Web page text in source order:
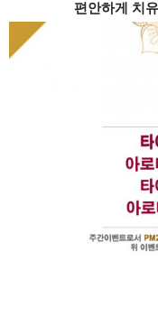
편안하게 치